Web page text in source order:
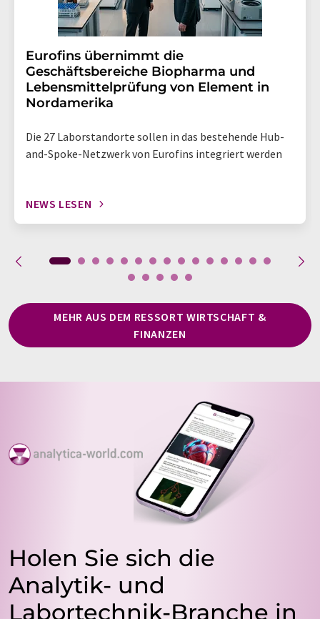
Eurofins übernimmt die
Geschäftsbereiche Biopharma und
Lebensmittelprüfung von Element in
Nordamerika
Die 27 Laborstandorte sollen in das bestehende Hub-
and-Spoke-Netzwerk von Eurofins integriert werden
NEWS LESEN
MEHR AUS DEM RESSORT WIRTSCHAFT &
FINANZEN
Holen Sie sich die
Analytik- und
Labortechnik-Branche in